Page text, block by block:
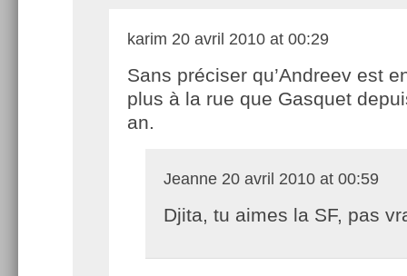
karim 20 avril 2010 at 00:29
Sans préciser qu’Andreev est
plus à la rue que Gasquet
an.
Jeanne 20 avril 2010 at 00:59
Djita, tu aimes la SF, pas